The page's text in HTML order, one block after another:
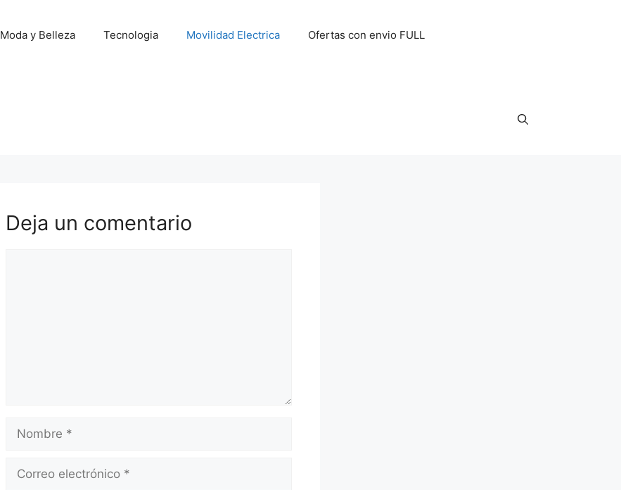
Moda y Belleza Tecnologia Movilidad Electrica Ofertas con envio FULL
Deja un comentario
Nombre
Correo